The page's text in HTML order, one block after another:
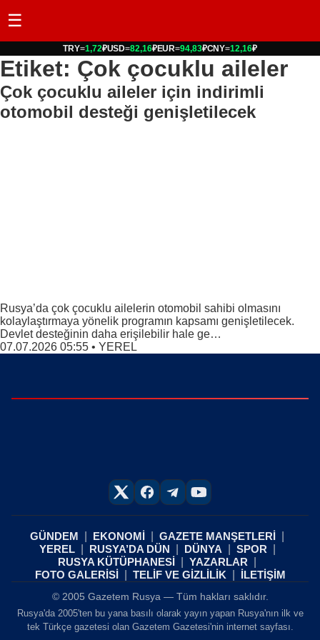
☰
TRY=1,72₽USD=82,16₽EUR=94,83₽CNY=12,16₽
Etiket: Çok çocuklu aileler
Çok çocuklu aileler için indirimli
otomobil desteği genişletilecek
Rusya’da çok çocuklu ailelerin otomobil sahibi olmasını
kolaylaştırmaya yönelik programın kapsamı genişletilecek.
Devlet desteğinin daha erişilebilir hale ge…
07.07.2026 05:55 • YEREL
GÜNDEM EKONOMİ
GAZETE MANŞETLERİ
YEREL
RUSYA’DA DÜN DÜNYA
SPOR
RUSYA KÜTÜPHANESİ
YAZARLAR
FOTO GALERİSİ
TELİF VE GİZLİLİK İLETİŞİM
© 2005 Gazetem Rusya — Tüm hakları saklıdır.
Rusya'da 2005'ten bu yana basılı olarak yayın yapan Rusya'nın ilk ve
tek Türkçe gazetesi olan Gazetem Gazetesi'nin internet sayfası.